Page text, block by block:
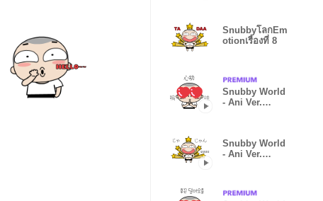
SnubbyโลกEm
otionเรื่องที่ 8
Snubby World
- Ani Ver.
Snubby World
- Ani Ver.